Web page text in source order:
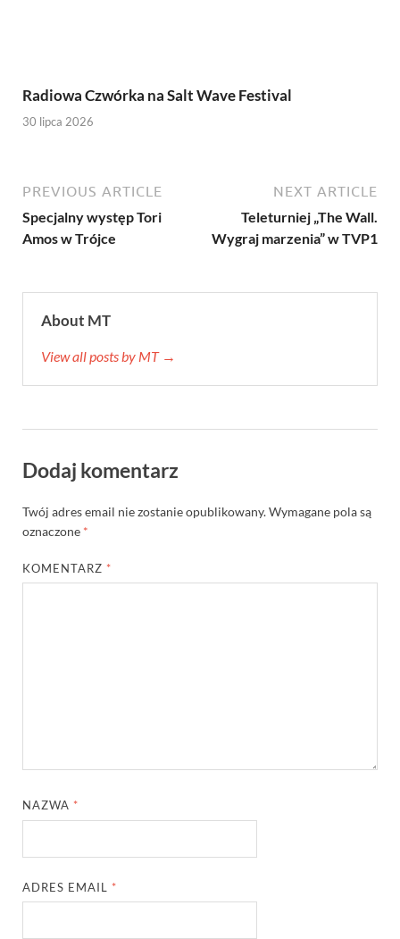
Radiowa Czwórka na Salt Wave Festival
30 lipca 2026
PREVIOUS ARTICLE
Specjalny występ Tori
Amos w Trójce
NEXT ARTICLE
Teleturniej „The Wall.
Wygraj marzenia” w TVP1
About MT
View all posts by MT →
Dodaj komentarz
Twój adres email nie zostanie opublikowany.Wymagane pola są
oznaczone *
KOMENTARZ *
NAZWA *
ADRES EMAIL *